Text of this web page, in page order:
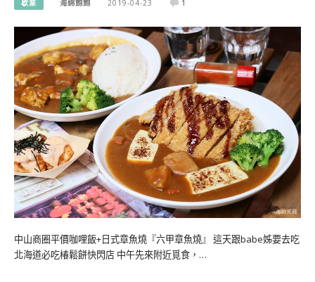
歇業 海綿飽飽 2019-04-23 1
中山商圈平價咖哩飯+日式章魚燒『六甲章魚燒』 這天跟babe姊要去吃
北海道必吃椿鬆餅快閃店 中午先來附近覓食，…